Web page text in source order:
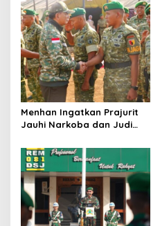
Menhan Ingatkan Prajurit
Jauhi Narkoba dan Judi
TP 933/Macan Wilis